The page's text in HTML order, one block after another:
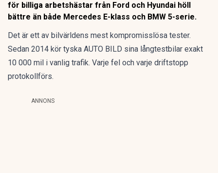
för billiga arbetshästar från Ford och Hyundai höll
bättre än både Mercedes E-klass och BMW 5-serie.
Det är ett av bilvärldens mest kompromisslösa tester.
Sedan 2014 kör tyska AUTO BILD sina långtestbilar exakt
10 000 mil i vanlig trafik. Varje fel och varje driftstopp
protokollförs.
ANNONS